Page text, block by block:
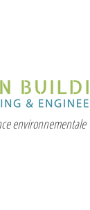
environnementale